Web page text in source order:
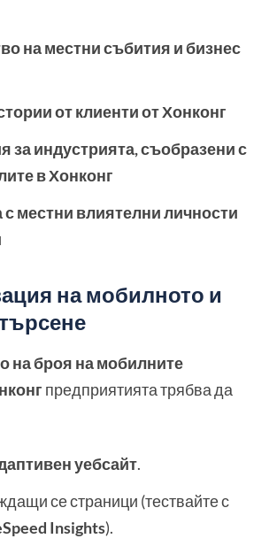
на местни събития и бизнес
от клиенти от Хонконг
за индустрията, съобразени с
в Хонконг
местни влиятелни личности
на мобилното и
на броя на мобилните
предприятията трябва да
уебсайт.
се страници (тествайте с
Insights).